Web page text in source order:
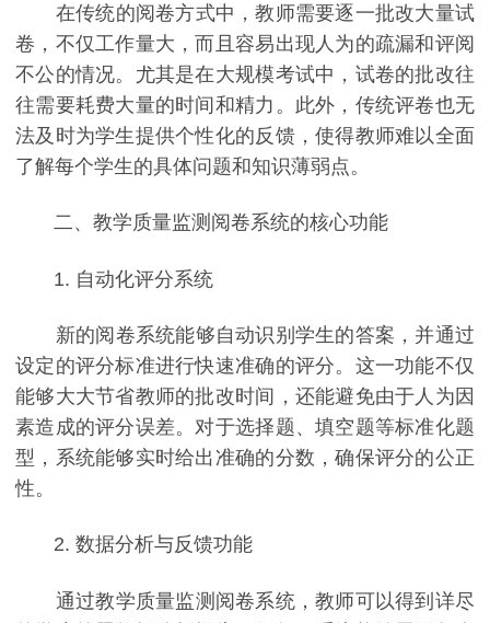
在传统的阅卷方式中，教师需要逐一批改大量试
卷，不仅工作量大，而且容易出现人为的疏漏和评阅
不公的情况。尤其是在大规模考试中，试卷的批改往
往需要耗费大量的时间和精力。此外，传统评卷也无
法及时为学生提供个性化的反馈，使得教师难以全面
了解每个学生的具体问题和知识薄弱点。
二、教学质量监测阅卷系统的核心功能
1. 自动化评分系统
新的阅卷系统能够自动识别学生的答案，并通过
设定的评分标准进行快速准确的评分。这一功能不仅
能够大大节省教师的批改时间，还能避免由于人为因
素造成的评分误差。对于选择题、填空题等标准化题
型，系统能够实时给出准确的分数，确保评分的公正
性。
2. 数据分析与反馈功能
通过教学质量监测阅卷系统，教师可以得到详尽